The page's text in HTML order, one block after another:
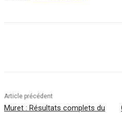
Article précédent
Muret : Résultats complets du